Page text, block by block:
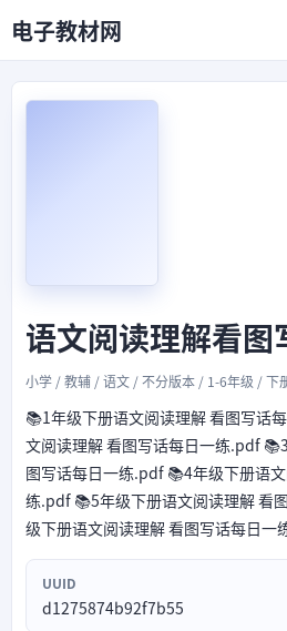
电子教材网
语文阅读理解看图
小学 / 教辅 / 语文 / 不分版本 / 1-6年级 / 下
📚1年级下册语文阅读理解 看图写话
文阅读理解 看图写话每日一练.pdf
图写话每日一练.pdf 📚4年级下册语
练.pdf 📚5年级下册语文阅读理解 看
级下册语文阅读理解 看图写话每日一
UUID
d1275874b92f7b55